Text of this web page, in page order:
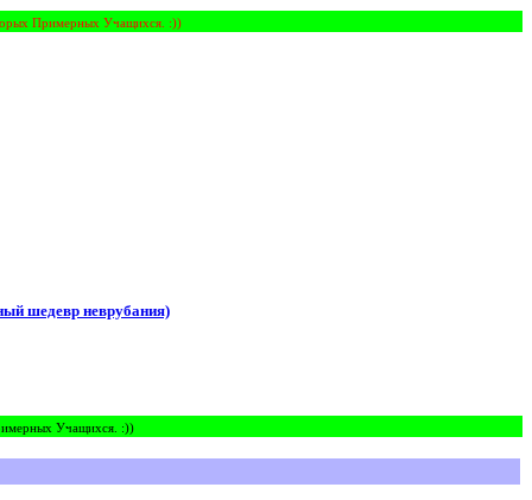
Примерных Учащихся. :))
шедевр неврубания)
Учащихся. :))